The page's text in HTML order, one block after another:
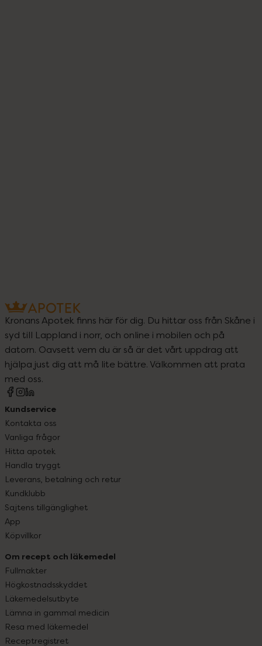
Kronans Apotek finns här för dig. Du hittar oss från Skåne i
syd till Lappland i norr, och online i mobilen och på
datorn. Oavsett vem du är så är det vårt uppdrag att
hjälpa just dig att må lite bättre. Välkommen att prata
med oss.
Kundservice
Kontakta oss
Vanliga frågor
Hitta apotek
Handla tryggt
Leverans, betalning och retur
Kundklubb
Sajtens tillgänglighet
App
Köpvillkor
Om recept och läkemedel
Fullmakter
Högkostnadsskyddet
Läkemedelsutbyte
Lämna in gammal medicin
Resa med läkemedel
Receptregistret